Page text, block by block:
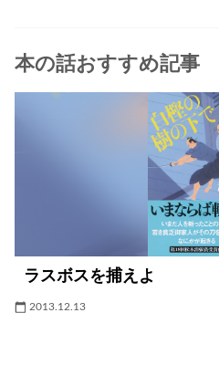
本の話おすすめ記事
ラスボスを捕えよ
2013.12.13